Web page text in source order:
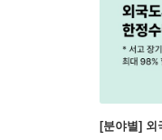
[분야별] 외